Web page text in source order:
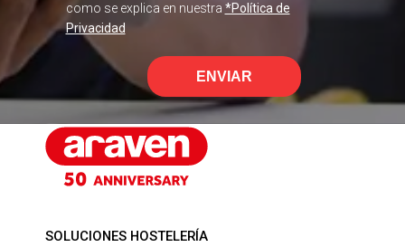
como se explica en nuestra *Política de
Privacidad
ENVIAR
SOLUCIONES HOSTELERÍA